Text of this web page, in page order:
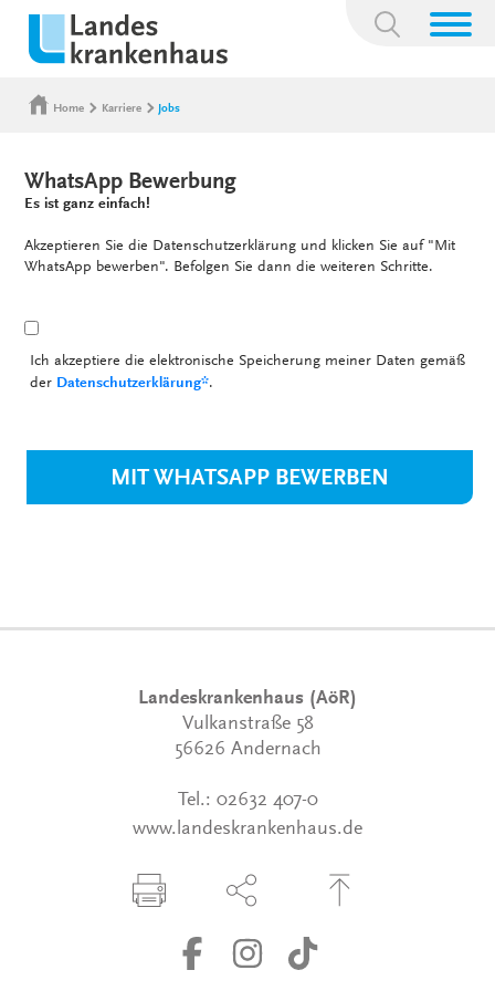
Suchbegriff:
Home Karriere Jobs
WhatsApp Bewerbung
Es ist ganz einfach!
Akzeptieren Sie die Datenschutzerklärung und klicken Sie auf "Mit
WhatsApp bewerben". Befolgen Sie dann die weiteren Schritte.
Ich akzeptiere die elektronische Speicherung meiner Daten gemäß
der Datenschutzerklärung*.
MIT WHATSAPP BEWERBEN
Landeskrankenhaus (AöR)
Vulkanstraße 58
56626 Andernach
Tel.: 02632 407-0
www.landeskrankenhaus.de